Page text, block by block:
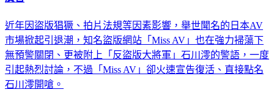
近年因盜版猖獗、拍片法規等因素影響，舉世聞名的日本AV
市場掀起引退潮，知名盜版網站「Miss AV」也在強力掃蕩下
無預警關閉、更被附上「反盜版大將軍」石川澪的警語，一度
引起熱烈討論，不過「Miss AV」卻火速宣告復活、直接點名
石川澪開嗆。